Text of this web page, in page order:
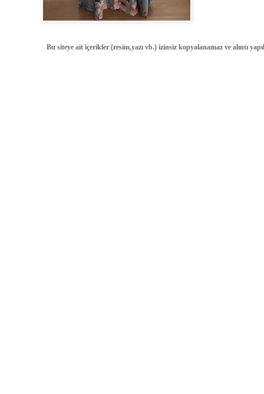
Bu siteye ait içerikler (resim,yazı vb.) izinsiz kopyalanamaz ve alıntı